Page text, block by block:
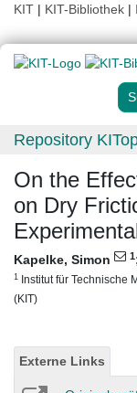
KIT | KIT-Bibliothek |
Repository
On the
on Dry
Kapelke, Simon 1
1 Institut für Technische
(KIT)
Externe Links